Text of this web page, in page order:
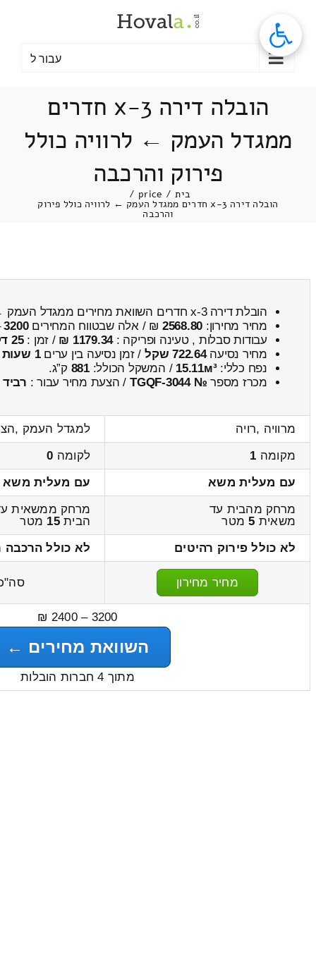
עבור ל
הובלה דירה 3-x חדרים
ממגדל העמק ← לרוויה כולל
פירוק והרכבה
בית /
price
/
הובלה דירה 3-x חדרים ממגדל העמק ← לרוויה כולל פירוק
והרכבה
הובלת דירה 3-x חדרים השוואת מחירים ממגדל העמק ← לרוויה
מחיר מחירון: 2568.80 ₪ / אלה שבטווח המחירים3200
עבודות סבלות , טעינה ופריקה :1179.34 ₪ / זמן :25 דקות 31 שניות
מחיר נסיעה722.64 שקל / זמן נסיעה בין ערים1 שעות , 1 דקות
נפח כללי:15.11м³ / המשקל הכולל:881 ק”ג.
מכרז מספר № TGQF-3044 / הצעת מחיר עבור : רביד
מרוויה ,רויה
למגדל העמק
מקומה 1 לקומה 0
עם מעלית משא
עם מעלית משא
מרחק מהבית עד
משאית 5מטר
מרחק ממשאית
הבית15 מטר
לא כולל פירוק רהיטים
לא כולל הרכבה
מחיר מחירון
3200 – 2400 ₪
השוואת מחירים ←
מתוך 4 חברות הובלות